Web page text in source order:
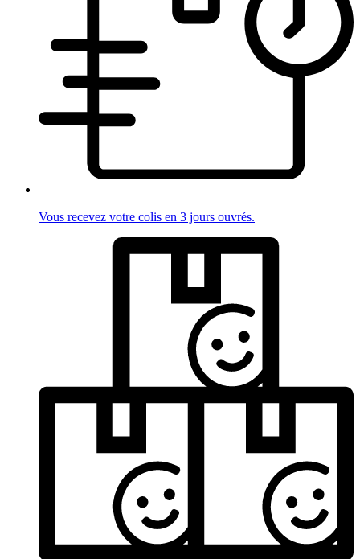
Vous recevez votre colis en 3 jours ouvrés.